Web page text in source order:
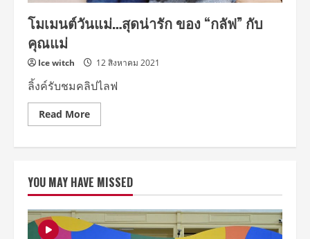
โมเมนต์วันแม่…สุดน่ารัก ของ “กลัฟ” กับ
คุณแม่
Ice witch 12 สิงหาคม 2021
ลิ้งค์รับชมคลิปไลฟ
Read MoreRead
more
น่า
รัก
ของ
“กลัฟ”
กับ
คุณ
YOU MAY HAVE MISSED